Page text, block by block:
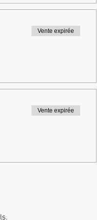
Vente expirée
Vente expirée